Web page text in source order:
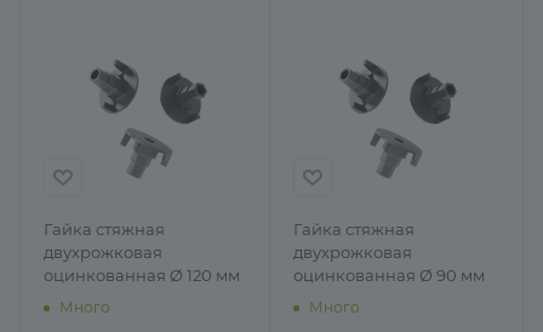
Гайка стяжная
двухрожковая
оцинкованная Ø 120 мм
Много
Гайка стяжная
двухрожковая
оцинкованная Ø 90 мм
Много